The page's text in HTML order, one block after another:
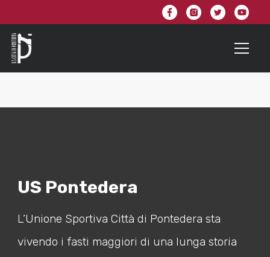
US Pontedera
L’Unione Sportiva Città di Pontedera sta
vivendo i fasti maggiori di una lunga storia